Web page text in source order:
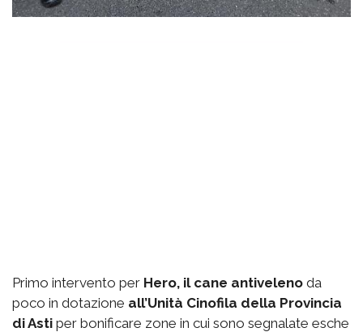
Primo intervento per Hero, il cane antiveleno da
poco in dotazione all’Unità Cinofila della Provincia
di Asti per bonificare zone in cui sono segnalate esche